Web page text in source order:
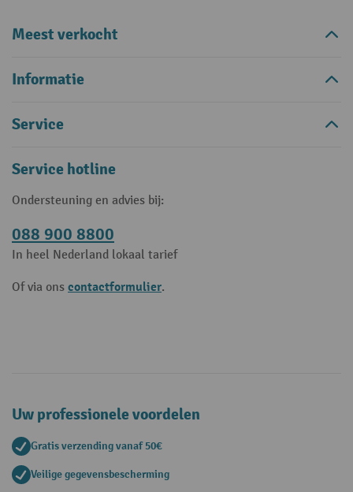
Meest verkocht
Informatie
Service
Service hotline
Ondersteuning en advies bij:
088 900 8800
In heel Nederland lokaal tarief
Of via ons contactformulier.
Uw professionele voordelen
Gratis verzending vanaf 50€
Veilige gegevensbescherming